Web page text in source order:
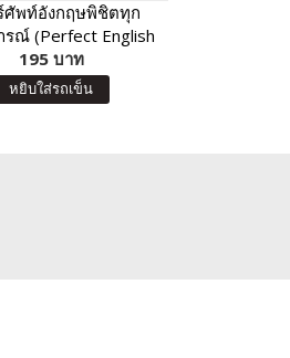
ศัพท์อังกฤษพิชิตทุก
รณ์ (Perfect English
Vocabulary)
195 บาท
หยิบใส่รถเข็น